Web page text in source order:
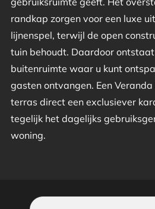
randkap zorgen voor een luxe
lijnenspel, terwijl de open
tuin behoudt. Daardoor
buitenruimte waar u kunt
gasten ontvangen. Een
terras direct een exclusiever
tegelijk het dagelijks
woning.